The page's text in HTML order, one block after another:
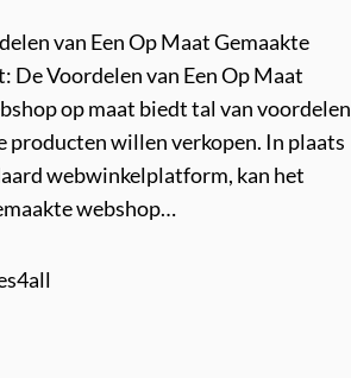
van Een Op Maat Gemaakte
De Voordelen van Een Op Maat
op maat biedt tal van voordelen
producten willen verkopen. In plaats
webwinkelplatform, kan het
webshop…